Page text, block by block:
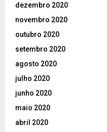
dezembro 2020
novembro 2020
outubro 2020
setembro 2020
agosto 2020
julho 2020
junho 2020
maio 2020
abril 2020